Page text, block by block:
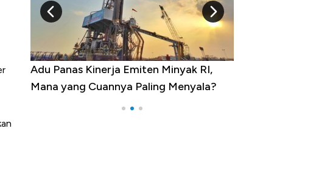
Adu Panas Kinerja Emiten Minyak RI,
Mana yang Cuannya Paling Menyala?